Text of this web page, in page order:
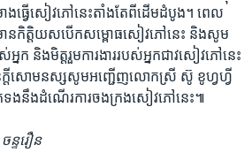
ោង​ធ្វើ​សៀវភៅ​នេះ​តាំងតែ​ពី​ដើម​ដំបូង។ ពេល
ន​កិត្តិយស​បើក​សម្ពោធ​សៀវភៅ​នេះ​ និង​សូម​
អ្នក​ និង​មិត្ត​រួម​ការងារ​របស់​អ្នក​ជាវ​សៀវភៅ​នេះ​
ក្តី​សោមនស្ស​សូម​អញ្ជើញ​លោកស្រី​ ស៊ូ ខូហ្វហ្វី​
ទង​នឹង​ដំណើរការ​ចងក្រង​សៀវភៅ​នេះ៕
ទរឿន